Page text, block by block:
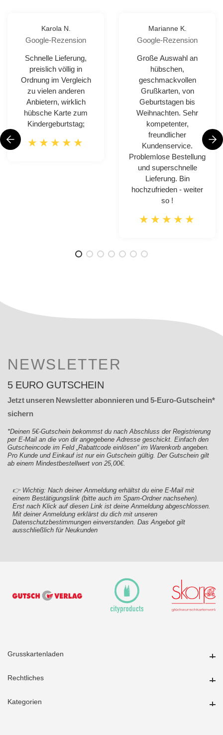
Karola N.
Google-Rezension
Schnelle Lieferung,
preislich völlig in
Ordnung im Vergleich
zu vielen anderen
Anbietern, wirklich
hübsche Karte zum
Kindergeburtstag;
Marianne K.
Google-Rezension
Große Auswahl an
hübschen,
geschmackvollen
Grußkarten, von
Geburtstagen bis
Weihnachten. Sehr
kompetenter,
freundlicher
Kundenservice.
Problemlose Bestellung
und superschnelle
Lieferung. Bin
hochzufrieden - weiter
so !
NEWSLETTER
5 EURO GUTSCHEIN
Jetzt unseren Newsletter abonnieren und 5-Euro-Gutschein*
sichern
*Deinen 5€-Gutschein bekommst du nach Abschluss der Registrierung
per E-Mail an die von dir angegebene Adresse geschickt. Einfach den
Gutscheincode im Feld „Rabattcode einlösen“ im Warenkorb angeben.
Pro Kunde und Einkauf ist nur ein Gutschein gültig. Der Gutschein gilt
ab einem Mindestbestellwert von 25,00€.
👉 Wichtig: Nach deiner Anmeldung erhältst du eine E-Mail mit
einem Bestätigungslink (bitte auch im Spam-Ordner nachsehen).
Erst nach Klick auf diesen Link ist deine Anmeldung abgeschlossen.
Mit deiner Anmeldung erklärst du dich mit unseren
Datenschutzbestimmungen einverstanden. Das Angebot gilt
ausschließlich für Neukunden
Grusskartenladen
Rechtliches
Kategorien